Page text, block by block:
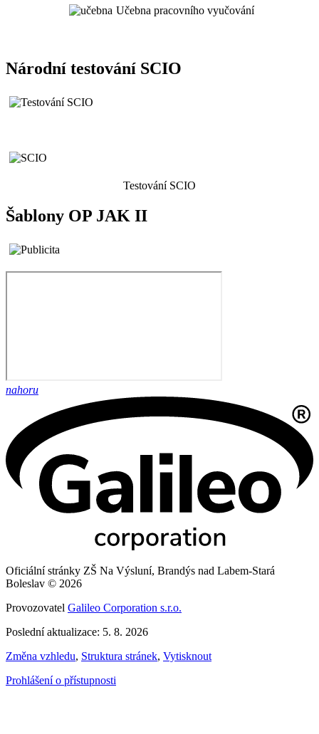
Učebna pracovního vyučování
Národní testování SCIO
Testování SCIO
Šablony OP JAK II
nahoru
Oficiální stránky ZŠ Na Výsluní, Brandýs nad Labem-Stará
Boleslav © 2026
Provozovatel Galileo Corporation s.r.o.
Poslední aktualizace: 5. 8. 2026
Změna vzhledu, Struktura stránek, Vytisknout
Prohlášení o přístupnosti